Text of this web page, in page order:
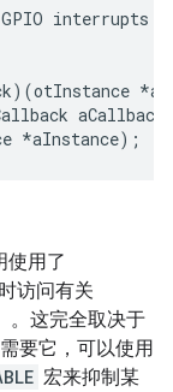
interrupts
使用了
访问有关
。这完全取决于
要它，可以使用
宏来抑制某